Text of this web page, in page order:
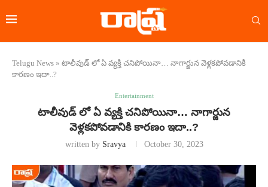
Telugu News » టాలీవుడ్ లో ఏ వ్యక్తి చనిపోయినా… నాగార్జున వెళ్లకపోవడానికి
కారణం ఇదా..?
Entertainment
టాలీవుడ్ లో ఏ వ్యక్తి చనిపోయినా… నాగార్జున
వెళ్లకపోవడానికి కారణం ఇదా..?
written by Sravya October 30, 2023